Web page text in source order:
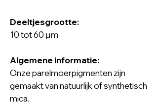
Deeltjesgrootte:
10 tot 60 µm
Algemene informatie:
Onze parelmoerpigmenten zijn
gemaakt van natuurlijk of synthetisch
mica.